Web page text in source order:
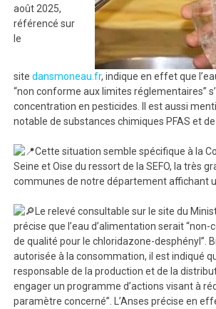
août 2025,
référencé sur
le
sitedansmoneau.fr, indique en effet que
“non conforme aux limites réglementaires”
concentration en pesticides. Il est aussi
notable de substances chimiques PFAS et
Cette situation semble spécifique à la
Seine et Oise du ressort de la SEFO, la très
communes de notre département affichant
Le relevé consultable sur le site du
précise que l’eau d’alimentation serait
de qualité pour le chloridazone-desphényl”.
autorisée à la consommation, il est indiqué
responsable de la production et de la
engager un programme d’actions visant à
paramètre concerné”. L’Anses précise en